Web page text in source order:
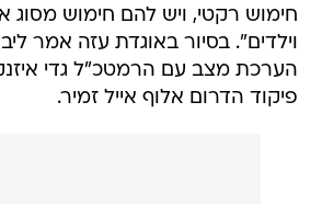
חימוש רקטי, ויש להם חימוש
וילדים". בסיור באוגדת עזה אמר
הערכת מצב עם הרמטכ"ל גדי
פיקוד הדרום אלוף אייל זמיר.